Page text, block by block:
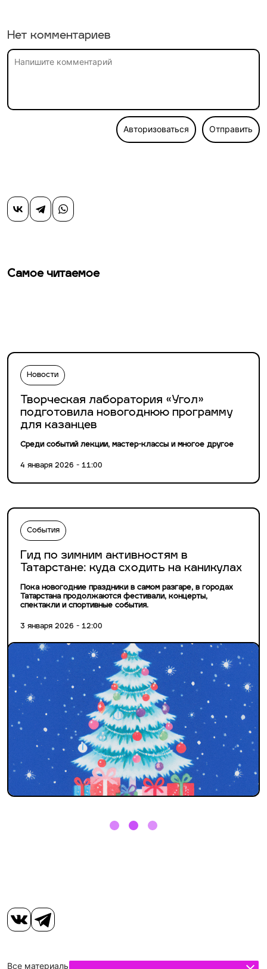
Нет комментариев
Авторизоваться Отправить
Самое читаемое
Новости
Творческая лаборатория «Угол»
подготовила новогоднюю программу
для казанцев
Среди событий лекции, мастер-классы и многое другое
4 января 2026 - 11:00
События
Гид по зимним активностям в
Татарстане: куда сходить на каникулах
Пока новогодние праздники в самом разгаре, в городах
Татарстана продолжаются фестивали, концерты,
спектакли и спортивные события.
3 января 2026 - 12:00
Все материалы, размещенные на сайте, защищены законом.